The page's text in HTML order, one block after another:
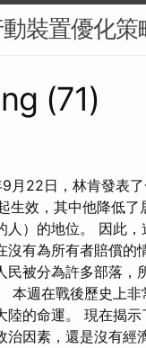
動裝置優化
(71)
月22日，林肯發表
生效，其中他降低了
人）的地位。 因此，
沒有為所有者賠償的
民被分為許多部落，
本週在戰後歷史上
陸的命運。 現在揭
治因素，還是沒有經